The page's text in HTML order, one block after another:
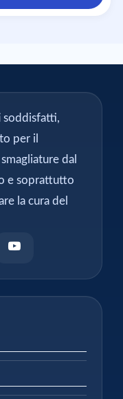
soddisfatti,
per il
dal
e soprattutto
la cura del